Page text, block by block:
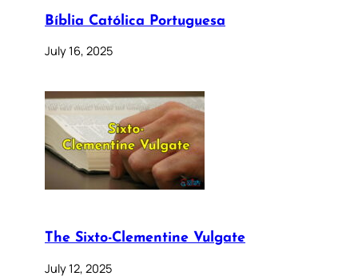
Bíblia Católica Portuguesa
July 16, 2025
The Sixto-Clementine Vulgate
July 12, 2025